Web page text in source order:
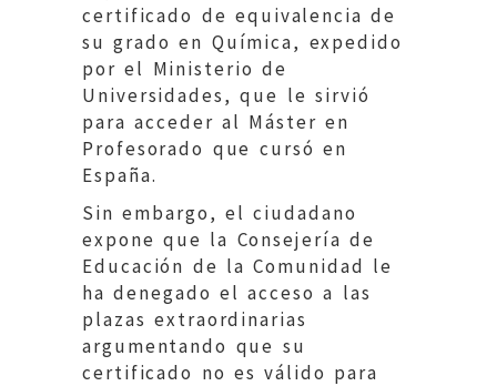
certificado de equivalencia de
su grado en Química, expedido
por el Ministerio de
Universidades, que le sirvió
para acceder al Máster en
Profesorado que cursó en
España.
Sin embargo, el ciudadano
expone que la Consejería de
Educación de la Comunidad le
ha denegado el acceso a las
plazas extraordinarias
argumentando que su
certificado no es válido para